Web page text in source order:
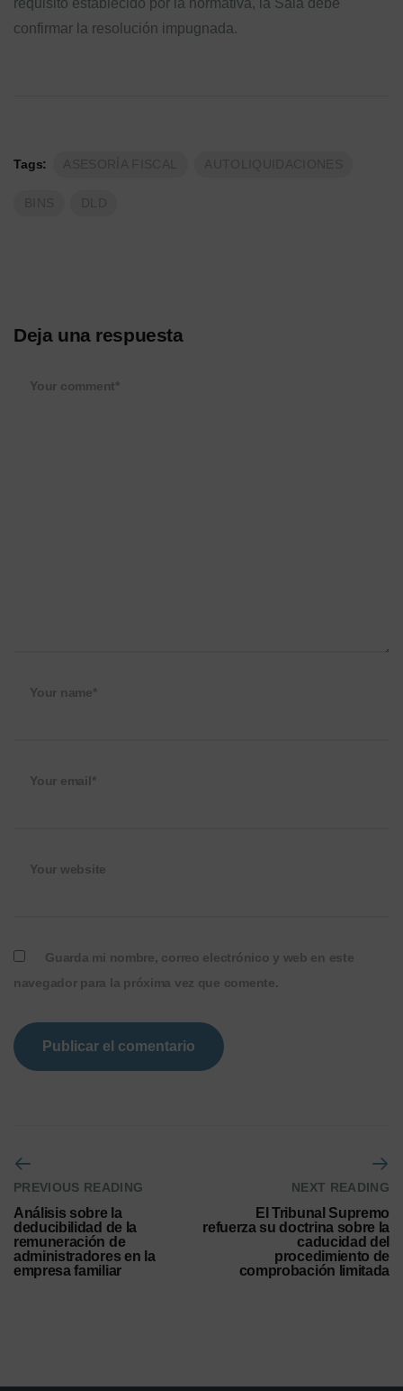
requisito establecido por la normativa, la Sala debe
confirmar la resolución impugnada.
Tags:
Deja una respuesta
Your comment*
Your name*
Your email*
Your website
Guarda mi nombre, correo electrónico y web en este
navegador para la próxima vez que comente.
PREVIOUS READING
Análisis sobre la
deducibilidad de la
remuneración de
administradores en la
empresa familiar
NEXT READING
El Tribunal Supremo
refuerza su doctrina sobre la
caducidad del
procedimiento de
comprobación limitada